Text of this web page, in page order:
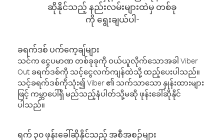
ဆိုနိုင်သည့် နည်းလမ်းများထဲမှ တစ်ခု
ကို ရွေးချယ်ပါ-
ခရက်ဒစ် ပက်ကေ့ချ်များ
သင်က ငွေပမာဏ တစ်ခုခုကို ဝယ်ယူလိုက်သောအခါ Viber
Out ခရက်ဒစ်ကို သင့်ငွေလက်ကျန်ထဲသို့ ထည့်ပေးပါသည်။
သင့်ခရက်ဒစ်ကိုသုံး၍ Viber ၏ သက်သာသော နှုန်းထားများ
ဖြင့် ကမ္ဘာပေါ်ရှိ မည်သည့်နံပါတ်သို့မဆို ဖုန်းခေါ်ဆိုနိုင်
ပါသည်။
ရက် ၃၀ ဖုန်းခေါ်ဆိုနိုင်သည့် အစီအစဉ်များ